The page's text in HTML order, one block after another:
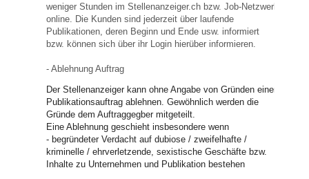
weniger Stunden im Stellenanzeiger.ch bzw. Job-Netzwerk
online. Die Kunden sind jederzeit über laufende
Publikationen, deren Beginn und Ende usw. informiert
bzw. können sich über ihr Login hierüber informieren.
- Ablehnung Auftrag
Der Stellenanzeiger kann ohne Angabe von Gründen einen
Publikationsauftrag ablehnen. Gewöhnlich werden die
Gründe dem Auftraggegber mitgeteilt.
Eine Ablehnung geschieht insbesondere wenn
- begründeter Verdacht auf dubiose / zweifelhafte /
kriminelle / ehrverletzende, sexistische Geschäfte bzw.
Inhalte zu Unternehmen und Publikation bestehen